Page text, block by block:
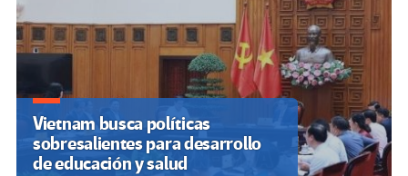
Vietnam busca políticas
sobresalientes para desarrollo
de educación y salud